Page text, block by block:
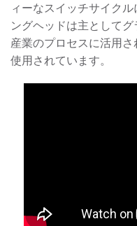
ィーなスイッチサイク
ングヘッドは主として
産業のプロセスに活用
使用されています。